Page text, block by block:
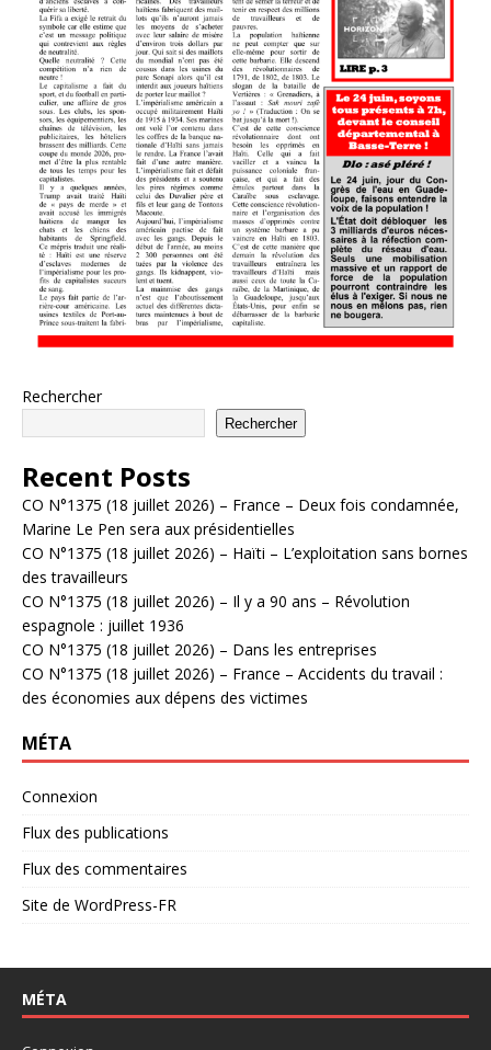
Rechercher
Rechercher
Recent Posts
CO N°1375 (18 juillet 2026) – France – Deux fois condamnée,
Marine Le Pen sera aux présidentielles
CO N°1375 (18 juillet 2026) – Haïti – L’exploitation sans bornes
des travailleurs
CO N°1375 (18 juillet 2026) – Il y a 90 ans – Révolution
espagnole : juillet 1936
CO N°1375 (18 juillet 2026) – Dans les entreprises
CO N°1375 (18 juillet 2026) – France – Accidents du travail :
des économies aux dépens des victimes
MÉTA
Connexion
Flux des publications
Flux des commentaires
Site de WordPress-FR
MÉTA